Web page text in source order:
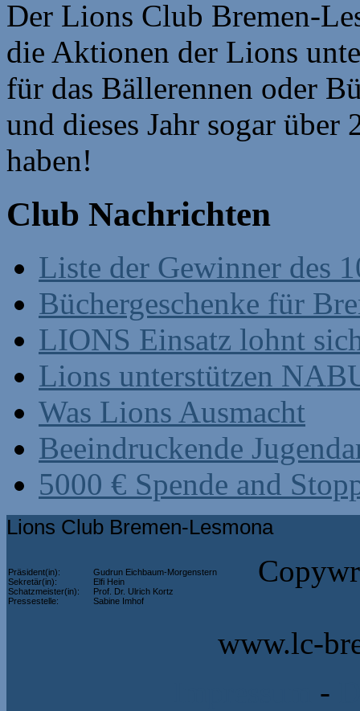
Der Lions Club Bremen-
die Aktionen der Lions
für das Bällerennen oder
und dieses Jahr sogar
haben!
Club Nachrichten
Liste der Gewinner des
Büchergeschenke für
LIONS Einsatz lohnt
Lions unterstützen
Was Lions Ausmacht
Beeindruckende
5000 € Spende and
Lions Club Bremen-Lesmona
Präsident(in):
Sekretär(in):
Schatzmeister(in):
Pressestelle:
Gudrun Eichbaum-Morgenstern
Elfi Hein
Prof. Dr. Ulrich Kortz
Sabine Imhof
www.lc-
-